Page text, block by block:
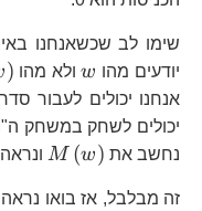
שימו לב שכשאנחנו
יודעים מהו wולא מהו ) i,j
אנחנו יכולים לעבור
i,j
יכולים לשחק במשחק
נחשב את
M (w)
זה מבלבל, אז בואו